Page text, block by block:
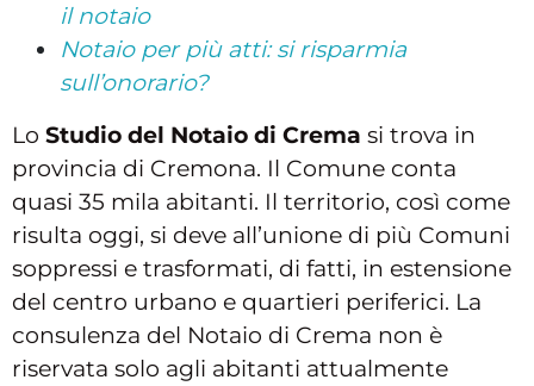
il notaio
Notaio per più atti: si risparmia
sull’onorario?
Lo Studio del Notaio di Crema si trova in
provincia di Cremona. Il Comune conta
quasi 35 mila abitanti. Il territorio, così come
risulta oggi, si deve all’unione di più Comuni
soppressi e trasformati, di fatti, in estensione
del centro urbano e quartieri periferici. La
consulenza del Notaio di Crema non è
riservata solo agli abitanti attualmente